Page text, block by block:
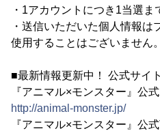
・1アカウントにつき1当選ま
・送信いただいた個人情報
使用することはございません。
■最新情報更新中！ 公式サイ
『アニマル×モンスター』公
http://animal-monster.jp/
『アニマル×モンスター』公